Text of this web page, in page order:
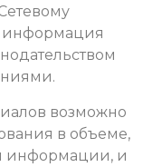
информация
возможно
в объеме,
информации, и